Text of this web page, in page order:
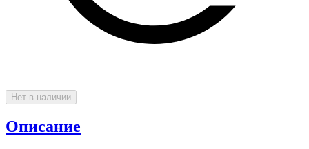
Нет в наличии
Описание